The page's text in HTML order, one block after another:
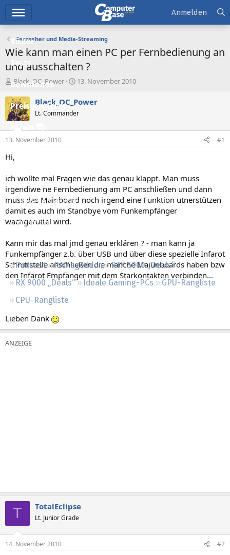
Ticker
Tests
Downloads
Preisvergleich
Forum
Aktuelles
Neue Beiträge
Neueste Aktivitäten
Leserartikel
Podcast RAMageddon
RTX 5000 „Deals“
RX 9000 „Deals“
Ideale Gaming-PCs
GPU-Rangliste
CPU-Rangliste
Anmelden
Fernseher und Media-Streaming
Wie kann man einen PC per Fernbedienung an
und ausschalten ?
E
r
s
t
e
e
Black_OC_Power
E
s
e
t
13. November 2010
Black_OC_Power
Lt. Commander
13. November 2010 #1
Hi,
ich wollte mal Fragen wie das genau klappt. Man muss
irgendiwe ne Fernbedienung am PC anschließen und dann
muss das Mainboard noch irgend eine Funktion utnerstützen
damit es auch im Standbye vom Funkempfänger
wachgerüttel wird.
Kann mir das mal jmd genau erklären ? - man kann ja
Funkempfänger z.b. über USB und über diese spezielle Infarot
Schnittstelle anschließen die manche Maiunboards haben bzw
den Infarot Empfänger mit dem Starkontakten verbinden...
Lieben Dank
T TotalEclipse
Lt. Junior Grade
14. November 2010 #2